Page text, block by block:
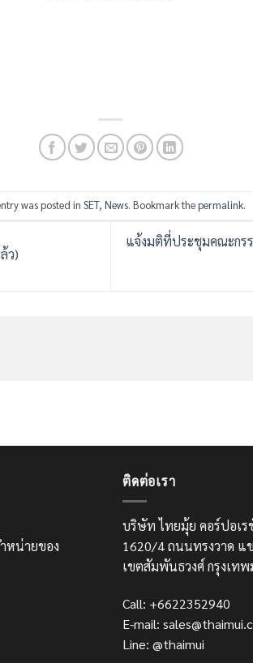
was posted in SET, News. Bookmark thepermalink.
ว)
แจ้งมติที่ประชุมคณะกร
หน่ายของ
ติดต่อเรา
บริษัท ไทยมุ้ย คอร์ปอเ
1620/4 ถนนทรงวาด แ
เขตสัมพันธวงศ์ กรุงเท
Call: +6622352940
E-mail:
Line: @thaimui